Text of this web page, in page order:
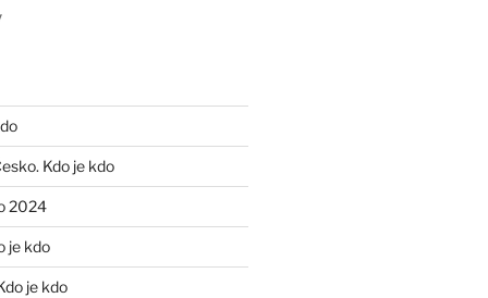
Kdo je kdo
2024
je kdo
je kdo